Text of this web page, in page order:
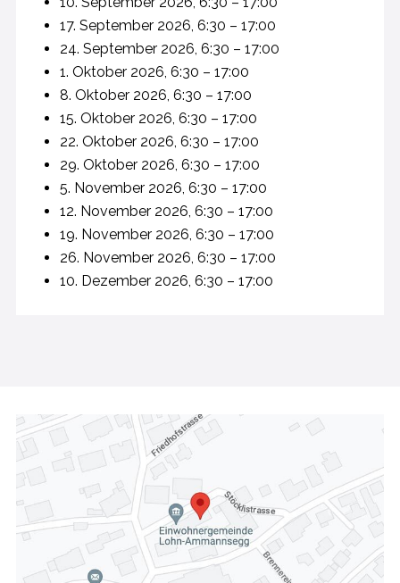
17. September 2026, 6:30 – 17:00
24. September 2026, 6:30 – 17:00
1. Oktober 2026, 6:30 – 17:00
8. Oktober 2026, 6:30 – 17:00
15. Oktober 2026, 6:30 – 17:00
22. Oktober 2026, 6:30 – 17:00
29. Oktober 2026, 6:30 – 17:00
5. November 2026, 6:30 – 17:00
12. November 2026, 6:30 – 17:00
19. November 2026, 6:30 – 17:00
26. November 2026, 6:30 – 17:00
10. Dezember 2026, 6:30 – 17:00